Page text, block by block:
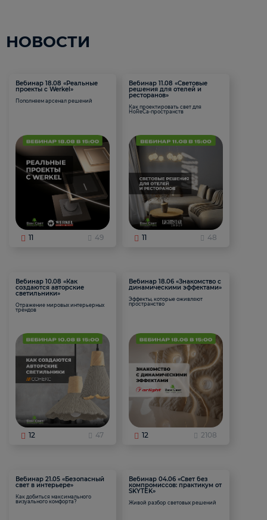
НОВОСТИ
Вебинар 18.08 «Реальные
проекты с Werkel»
Пополняем арсенал решений
11 49
Вебинар 11.08 «Световые
решения для отелей и
ресторанов»
Как проектировать свет для
HoReCa-пространств
11 48
Вебинар 10.08 «Как
создаются авторские
светильники»
Отражение мировых интерьерных
трендов
12 47
Вебинар 18.06 «Знакомство с
динамическими эффектами»
Эффекты, которые оживляют
пространство
12 2108
Вебинар 21.05 «Безопасный
свет в интерьере»
Как добиться максимального
визуального комфорта?
Вебинар 04.06 «Свет без
компромиссов: практикум от
SKYTEK»
Живой разбор световых решений